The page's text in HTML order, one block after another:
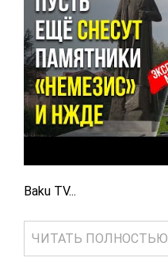
Baku TV...
ЧИТАТЬ ПОЛНОСТЬЮ